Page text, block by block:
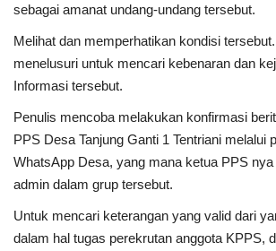
sebagai amanat undang-undang tersebut.
Melihat dan memperhatikan kondisi
menelusuri untuk mencari kebenaran dan
Informasi tersebut.
Penulis mencoba melakukan konfirmasi
PPS Desa Tanjung Ganti 1 Tentriani melalui
WhatsApp Desa, yang mana ketua PPS
admin dalam grup tersebut.
Untuk mencari keterangan yang valid dari
dalam hal tugas perekrutan anggota KPPS,